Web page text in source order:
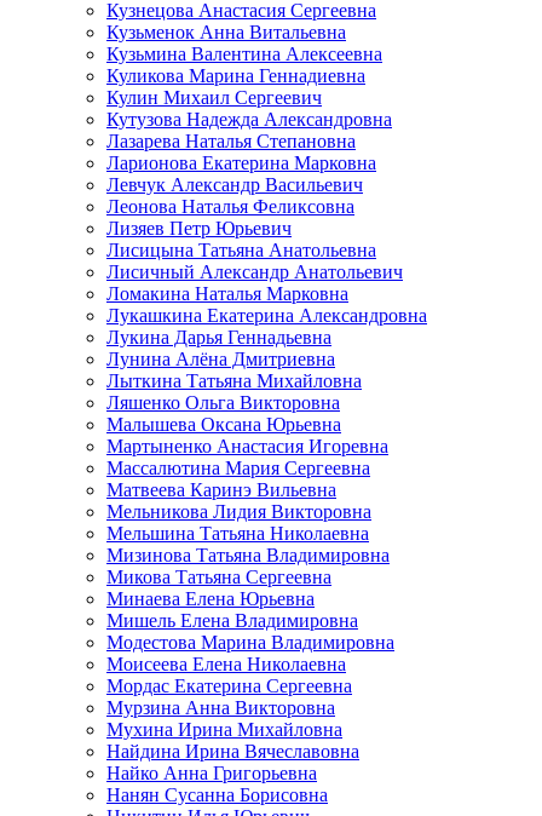
Кузнецова Анастасия Сергеевна
Кузьменок Анна Витальевна
Кузьмина Валентина Алексеевна
Куликова Марина Геннадиевна
Кулин Михаил Сергеевич
Кутузова Надежда Александровна
Лазарева Наталья Степановна
Ларионова Екатерина Марковна
Левчук Александр Васильевич
Леонова Наталья Феликсовна
Лизяев Петр Юрьевич
Лисицына Татьяна Анатольевна
Лисичный Александр Анатольевич
Ломакина Наталья Марковна
Лукашкина Екатерина Александровна
Лукина Дарья Геннадьевна
Лунина Алёна Дмитриевна
Лыткина Татьяна Михайловна
Ляшенко Ольга Викторовна
Малышева Оксана Юрьевна
Мартыненко Анастасия Игоревна
Массалютина Мария Сергеевна
Матвеева Каринэ Вильевна
Мельникова Лидия Викторовна
Мельшина Татьяна Николаевна
Мизинова Татьяна Владимировна
Микова Татьяна Сергеевна
Минаева Елена Юрьевна
Мишель Елена Владимировна
Модестова Марина Владимировна
Моисеева Елена Николаевна
Мордас Екатерина Сергеевна
Мурзина Анна Викторовна
Мухина Ирина Михайловна
Найдина Ирина Вячеславовна
Найко Анна Григорьевна
Нанян Сусанна Борисовна